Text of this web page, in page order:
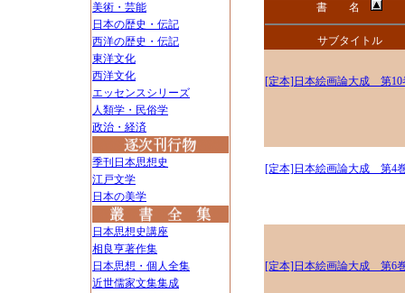
美術・芸能
日本の歴史・伝記
西洋の歴史・伝記
東洋文化
西洋文化
エッセンスシリーズ
人類学・民俗学
政治・経済
季刊日本思想史
江戸文学
日本の美学
日本思想史講座
相良亨著作集
日本思想・個人全集
近世儒家文集集成
書 名
サブタイトル
[定本]日本絵画論大成 第10
[定本]日本絵画論大成 第4
[定本]日本絵画論大成 第6